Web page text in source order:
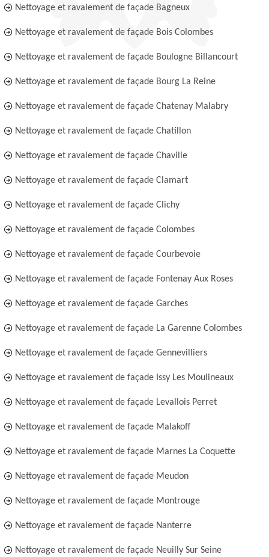
Nettoyage et ravalement de façade Bagneux
Nettoyage et ravalement de façade Bois Colombes
Nettoyage et ravalement de façade Boulogne Billancourt
Nettoyage et ravalement de façade Bourg La Reine
Nettoyage et ravalement de façade Chatenay Malabry
Nettoyage et ravalement de façade Chatillon
Nettoyage et ravalement de façade Chaville
Nettoyage et ravalement de façade Clamart
Nettoyage et ravalement de façade Clichy
Nettoyage et ravalement de façade Colombes
Nettoyage et ravalement de façade Courbevoie
Nettoyage et ravalement de façade Fontenay Aux Roses
Nettoyage et ravalement de façade Garches
Nettoyage et ravalement de façade La Garenne Colombes
Nettoyage et ravalement de façade Gennevilliers
Nettoyage et ravalement de façade Issy Les Moulineaux
Nettoyage et ravalement de façade Levallois Perret
Nettoyage et ravalement de façade Malakoff
Nettoyage et ravalement de façade Marnes La Coquette
Nettoyage et ravalement de façade Meudon
Nettoyage et ravalement de façade Montrouge
Nettoyage et ravalement de façade Nanterre
Nettoyage et ravalement de façade Neuilly Sur Seine